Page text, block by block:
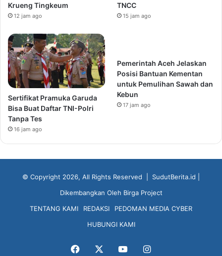
Krueng Tingkeum
12 jam ago
TNCC
15 jam ago
Sertifikat Pramuka Garuda
Bisa Buat Daftar TNI-Polri
Tanpa Tes
16 jam ago
Pemerintah Aceh Jelaskan
Posisi Bantuan Kementan
untuk Pemulihan Sawah dan
Kebun
17 jam ago
© Copyright 2026, All Rights Reserved | SudutBerita.id
Dikembangkan Oleh Birga Project
TENTANG KAMI
REDAKSI
PEDOMAN MEDIA CYBER
HUBUNGI KAMI
Facebook YouTubeInstagram